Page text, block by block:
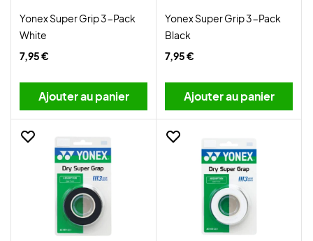
Yonex Super Grip 3-Pack
White
7,95 €
Ajouter au panier
Yonex Super Grip 3-Pack
Black
7,95 €
Ajouter au panier